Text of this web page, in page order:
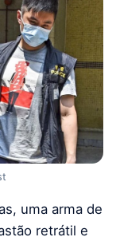
uma arma de
retrátil e